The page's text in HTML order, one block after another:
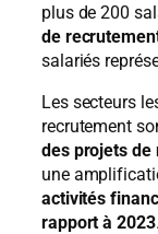
plus de 200
de
salariés
Les secteurs
recrutement
des projets de
une
activités
rapport à 2023